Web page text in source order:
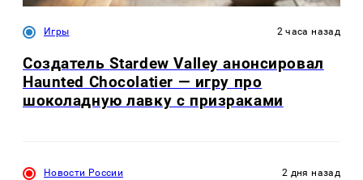
Игры 2 часа назад
Создатель Stardew Valley анонсировал
Haunted Chocolatier — игру про
шоколадную лавку с призраками
Новости России 2 дня назад